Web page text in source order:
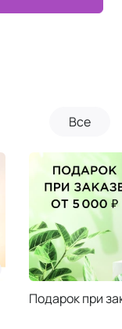
Все
Подарок при